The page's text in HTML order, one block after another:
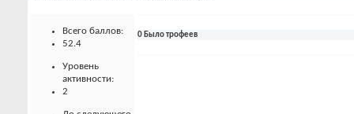
Всего баллов:
52.4
Уровень
активности:
2
0 Было трофеев